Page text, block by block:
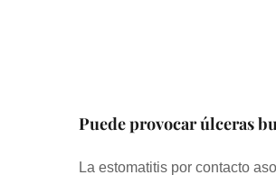
Puede provocar úlceras
La estomatitis por contacto